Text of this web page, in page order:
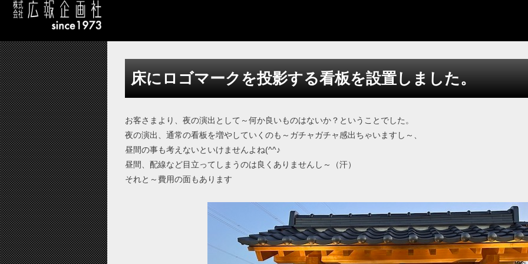
床にロゴマークを投影する看板を設置しました。
お客さまより、夜の演出として～何か良いものはないか？ということでした。
夜の演出、通常の看板を増やしていくのも～ガチャガチャ感出ちゃいますし～、
昼間の事も考えないといけませんよね(^^♪
昼間、配線など目立ってしまうのは良くありませんし～（汗）
それと～費用の面もあります